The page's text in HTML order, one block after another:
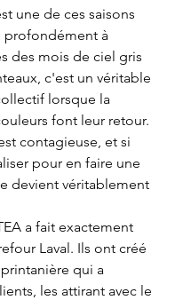
une de ces saisons
profondément à
des mois de ciel gris
c'est un véritable
lorsque la
font leur retour.
contagieuse, et si
pour en faire une
devient véritablement
a fait exactement
Laval. Ils ont créé
qui a
les attirant avec le